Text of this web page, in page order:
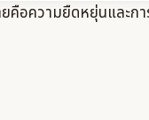
คือความยืดหยุ่นและกา